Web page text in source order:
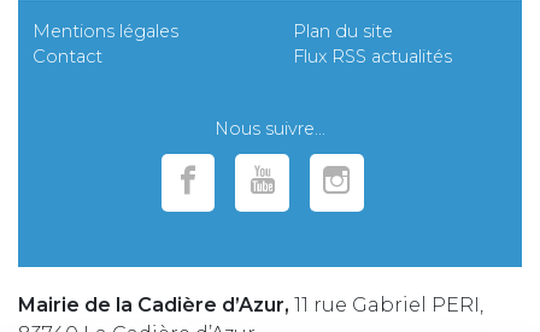
Mentions légales
Contact
Plan du site
Flux RSS actualités
Nous suivre...
Mairie de la Cadière d’Azur, 11 rue Gabriel PERI,